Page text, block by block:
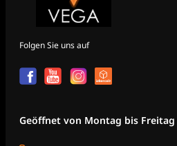
Folgen Sie uns auf
Geöffnet von Montag bis